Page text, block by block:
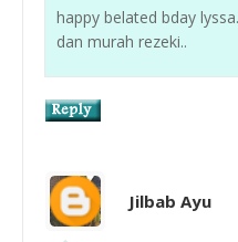
happy belated bday
dan murah rezeki..
Jilbab Ayu